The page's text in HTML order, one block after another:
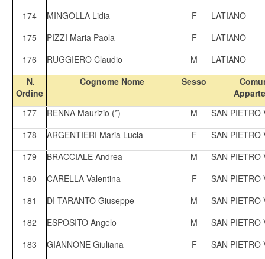
174
MINGOLLA Lidia F
LATIANO
175
PIZZI Maria Paola F
LATIANO
176
RUGGIERO Claudio M
LATIANO
N.
Ordine
Cognome Nome Sesso
177
RENNA Maurizio (*) M
SAN PIETRO
178
ARGENTIERI Maria Lucia F
SAN PIETRO
179
BRACCIALE Andrea M
SAN PIETRO
180
CARELLA Valentina F
SAN PIETRO
181
DI TARANTO Giuseppe M
SAN PIETRO
182
ESPOSITO Angelo M
SAN PIETRO
183
GIANNONE Giuliana F
SAN PIETRO